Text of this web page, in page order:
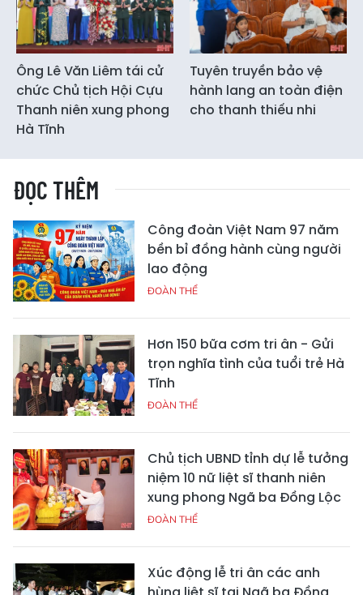
Ông Lê Văn Liêm tái cử
chức Chủ tịch Hội Cựu
Thanh niên xung phong
Hà Tĩnh
Tuyên truyền bảo vệ
hành lang an toàn điện
cho thanh thiếu nhi
ĐỌC THÊM
Công đoàn Việt Nam 97 năm
bền bỉ đồng hành cùng người
lao động
ĐOÀN THỂ
Hơn 150 bữa cơm tri ân - Gửi
trọn nghĩa tình của tuổi trẻ Hà
Tĩnh
ĐOÀN THỂ
Chủ tịch UBND tỉnh dự lễ tưởng
niệm 10 nữ liệt sĩ thanh niên
xung phong Ngã ba Đồng Lộc
ĐOÀN THỂ
Xúc động lễ tri ân các anh